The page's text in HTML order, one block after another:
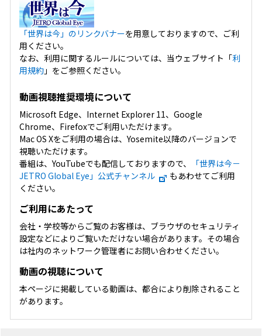
「世界は今」のリンクバナーを用意しておりますので、ご利
用ください。
なお、利用に関するルールについては、当ウェブサイト「利
用規約」をご参照ください。
動画視聴推奨環境について
Microsoft Edge、Internet Explorer 11、Google
Chrome、Firefoxでご利用いただけます。
Mac OS Xをご利用の場合は、Yosemite以降のバージョンで
視聴いただけます。
番組は、YouTubeでも配信しておりますので、
「世界は今－
JETRO Global Eye」公式チャンネル
もあわせてご利用
ください。
ご利用にあたって
会社・学校等からご覧のお客様は、ブラウザのセキュリティ
設定などによりご覧いただけない場合があります。その場合
は社内のネットワーク管理者にお問い合わせください。
動画の視聴について
本ページに掲載している動画は、都合により削除されること
があります。